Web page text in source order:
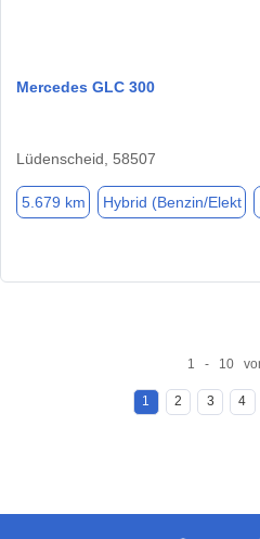
Mercedes GLC 300
Lüdenscheid, 58507
5.679 km Hybrid (Benzin/Elekt
1 - 10
1 2 3 4